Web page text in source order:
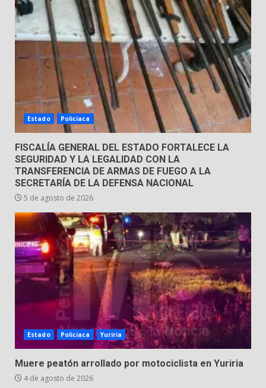
Estado Policiaca
FISCALÍA GENERAL DEL ESTADO FORTALECE LA
SEGURIDAD Y LA LEGALIDAD CON LA
TRANSFERENCIA DE ARMAS DE FUEGO A LA
SECRETARÍA DE LA DEFENSA NACIONAL
5 de agosto de 2026
Estado Policiaca Yuriria
Muere peatón arrollado por motociclista en Yuriria
4 de agosto de 2026